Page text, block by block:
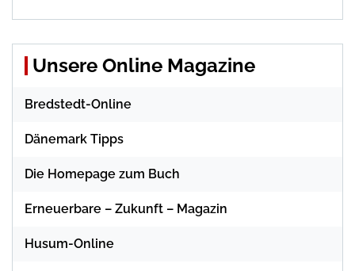
Unsere Online Magazine
Bredstedt-Online
Dänemark Tipps
Die Homepage zum Buch
Erneuerbare – Zukunft – Magazin
Husum-Online